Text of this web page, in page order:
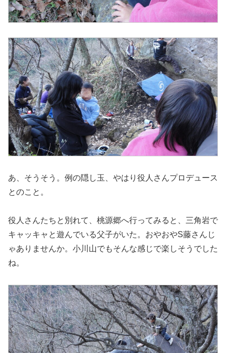
あ、そうそう。例の隠し玉、やはり役人さんプロデュース
とのこと。
役人さんたちと別れて、桃源郷へ行ってみると、三角岩で
キャッキャと遊んでいる父子がいた。おやおやS藤さんじ
ゃありませんか。小川山でもそんな感じで楽しそうでした
ね。